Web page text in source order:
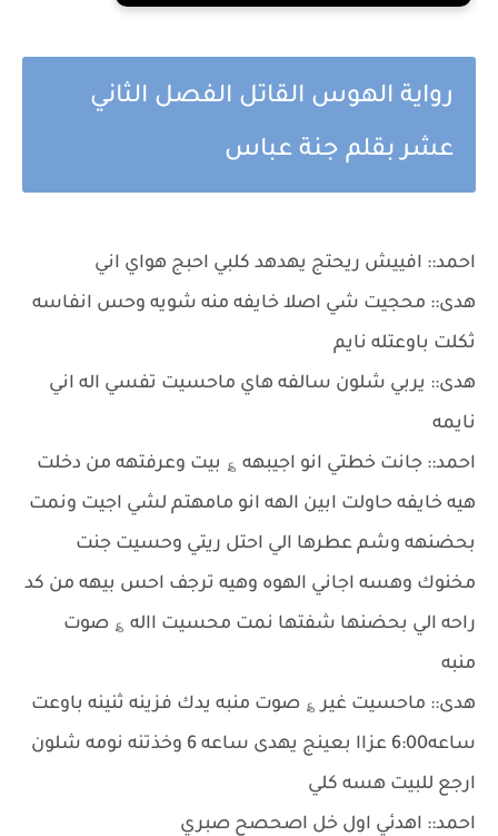
رواية الهوس القاتل الفصل الثاني
عشر بقلم جنة عباس
احمد:: افييش ريحتج يهدهد كلبي احبج هواي اني
هدى:: محجيت شي اصلا خايفه منه شويه وحس انفاسه
ثكلت باوعتله نايم
هدى:: يربي شلون سالفه هاي ماحسيت تفسي اله اني
نايمه
احمد:: جانت خطتي انو اجيبهه ؏ بيت وعرفتهه من دخلت
هيه خايفه حاولت ابين الهه انو مامهتم لشي اجيت ونمت
بحضنهه وشم عطرها الي احتل ريتي وحسيت جنت
مخنوك وهسه اجاني الهوه وهيه ترجف احس بيهه من كد
راحه الي بحضنها شفتها نمت محسيت االه ؏ صوت
منبه
هدى:: ماحسيت غير ؏ صوت منبه يدك فزينه ثنينه باوعت
ساعه6:00 عزاا بعينج يهدى ساعه 6 وخذتنه نومه شلون
ارجع للبيت هسه كلي
احمد:: اهدئي اول خل اصحصح صبري